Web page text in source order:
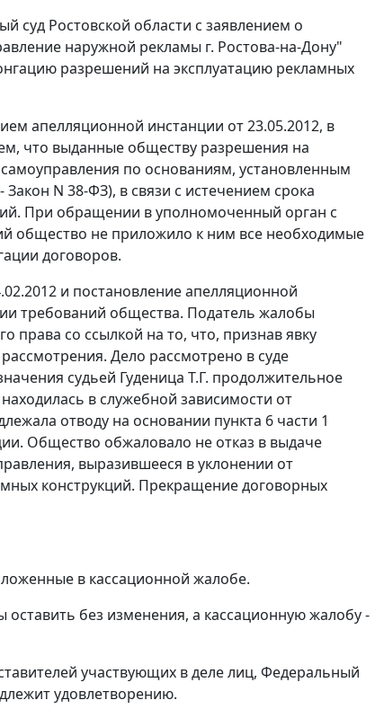
Ростовской области с заявлением о
наружной рекламы г. Ростова-на-Дону"
разрешений на эксплуатацию рекламных
апелляционной инстанции от 23.05.2012, в
что выданные обществу разрешения на
по основаниям, установленным
N 38-ФЗ), в связи с истечением срока
При обращении в уполномоченный орган с
общество не приложило к ним все необходимые
договоров.
и постановление апелляционной
требований общества. Податель жалобы
права со ссылкой на то, что, признав явку
Дело рассмотрено в суде
судьей Гуденица Т.Г. продолжительное
в служебной зависимости от
отводу на основании пункта 6 части 1
Общество обжаловало не отказ в выдаче
выразившееся в уклонении от
конструкций. Прекращение договорных
в кассационной жалобе.
без изменения, а кассационную жалобу -
участвующих в деле лиц, Федеральный
удовлетворению.